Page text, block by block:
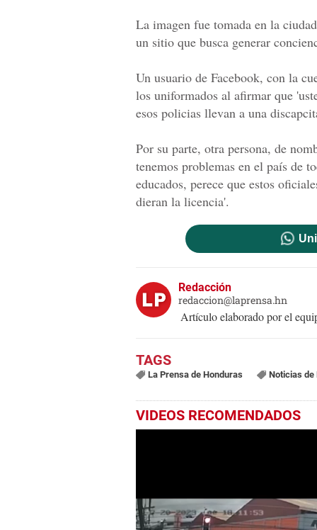
La imagen fue tomada en la
un sitio que busca generar
Un usuario de Facebook, con la
los uniformados al afirmar que
esos policias llevan a una
Por su parte, otra persona, de
tenemos problemas en el país de
educados, perece que estos
dieran la licencia'.
Redacción
redaccion@laprensa.hn
Artículo elaborado por el
La Prensa de Honduras Noticias de
VIDEOS RECOMENDADOS